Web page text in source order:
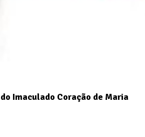
Imaculado Coração de Maria